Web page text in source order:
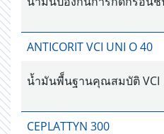
ANTICORIT VCI UNI O 40
น้ำมันพื็นฐานคุณสมบัติ VCI
CEPLATTYN 300